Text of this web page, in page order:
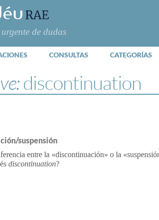
CONSULTAS CATEGORÍAS
discontinuation
suspensión
entre la «discontinuación» o la
discontinuation?